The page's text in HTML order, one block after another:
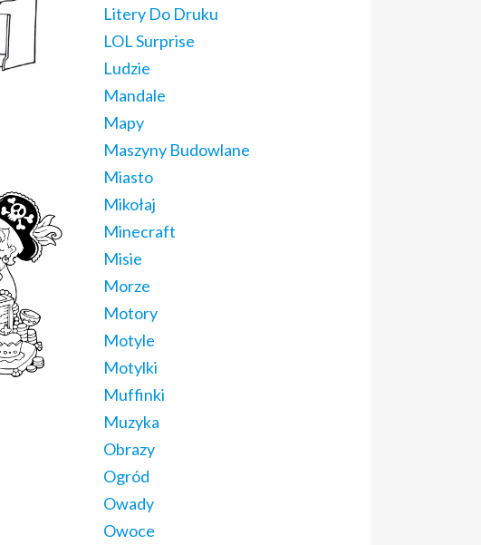
Litery Do Druku
LOL Surprise
Ludzie
Mandale
Mapy
Maszyny Budowlane
Miasto
Mikołaj
Minecraft
Misie
Morze
Motory
Motyle
Motylki
Muffinki
Muzyka
Obrazy
Ogród
Owady
Owoce